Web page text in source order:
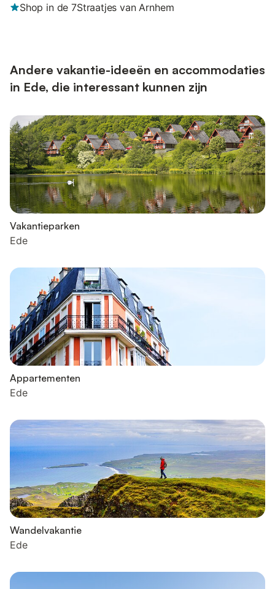
Shop in de 7Straatjes van Arnhem
Andere vakantie-ideeën en accommodaties
in Ede, die interessant kunnen zijn
Vakantieparken
Ede
Appartementen
Ede
Wandelvakantie
Ede